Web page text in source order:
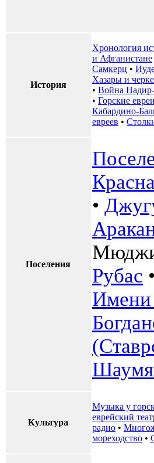
История
Хронология
и Афганистане
Самкерц •
Хазары и
• Война
• Горские
Кабардино-
евреев •
Поселения
•
Рубас •
Имени
Культура
Музыка у
еврейский
радио •
мореходство •